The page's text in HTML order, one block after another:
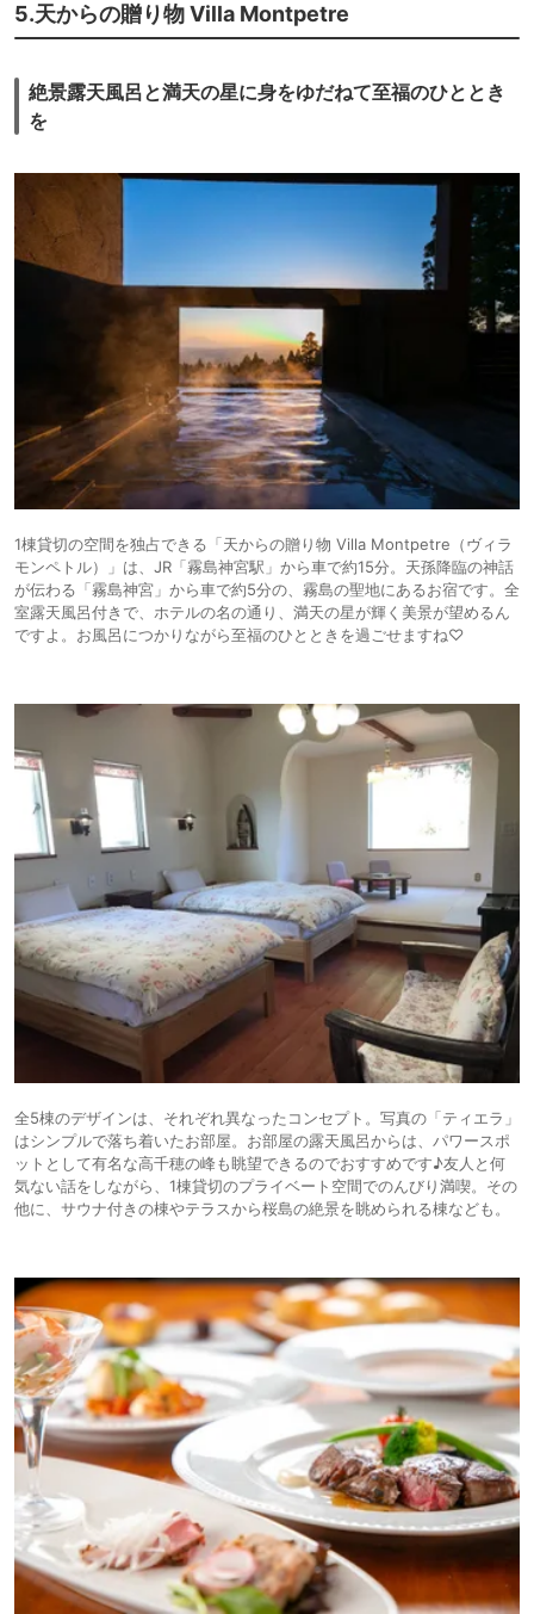
それに、メインの白濁した硫黄泉のエリアは深い（１２０ｃｍから最大で
ってゆっくり入る事が出来ず、どうも落ち着かないのです。
それにこの深い湯舟内でうっかり滑ったらどうなるのだろうとの一抹の不
ここ以外に、横になって入られる所は他に幾つかはありましたが、狭かっ
たり、硫黄泉以外の泉質だったりとどれもイマイチでした。
一番奥には、硫黄泉の白濁した露天風呂はあるのですが、雨が降って来て
ゆっくり入る事が出来ませんでした。
また、ここは、夕食時間後の良い時間帯（２０時から２１時半）は、その
ほとんどのエリアが女性専用ゾーンになってしまい、その時間帯の男性
は、庭園大浴場に入る手前の狭い内湯（それも白濁した硫黄泉でもない）
にしか入られないのです。
そう言った意味からも、今回は、男性の私はここ泊にしなくて正解だった
と思います（それにここはかなり強気の宿泊料金設定です）。
5.天からの贈り物 Villa Montpetre
絶景露天風呂と満天の星に身をゆだねて至福のひととき
を
1棟貸切の空間を独占できる「天からの贈り物 Villa Montpetre（ヴィラ
モンペトル）」は、JR「霧島神宮駅」から車で約15分。天孫降臨の神話
が伝わる「霧島神宮」から車で約5分の、霧島の聖地にあるお宿です。全
室露天風呂付きで、ホテルの名の通り、満天の星が輝く美景が望めるん
ですよ。お風呂につかりながら至福のひとときを過ごせますね♡
全5棟のデザインは、それぞれ異なったコンセプト。写真の「ティエラ」
はシンプルで落ち着いたお部屋。お部屋の露天風呂からは、パワースポ
ットとして有名な高千穂の峰も眺望できるのでおすすめです♪友人と何
気ない話をしながら、1棟貸切のプライベート空間でのんびり満喫。その
他に、サウナ付きの棟やテラスから桜島の絶景を眺められる棟なども。